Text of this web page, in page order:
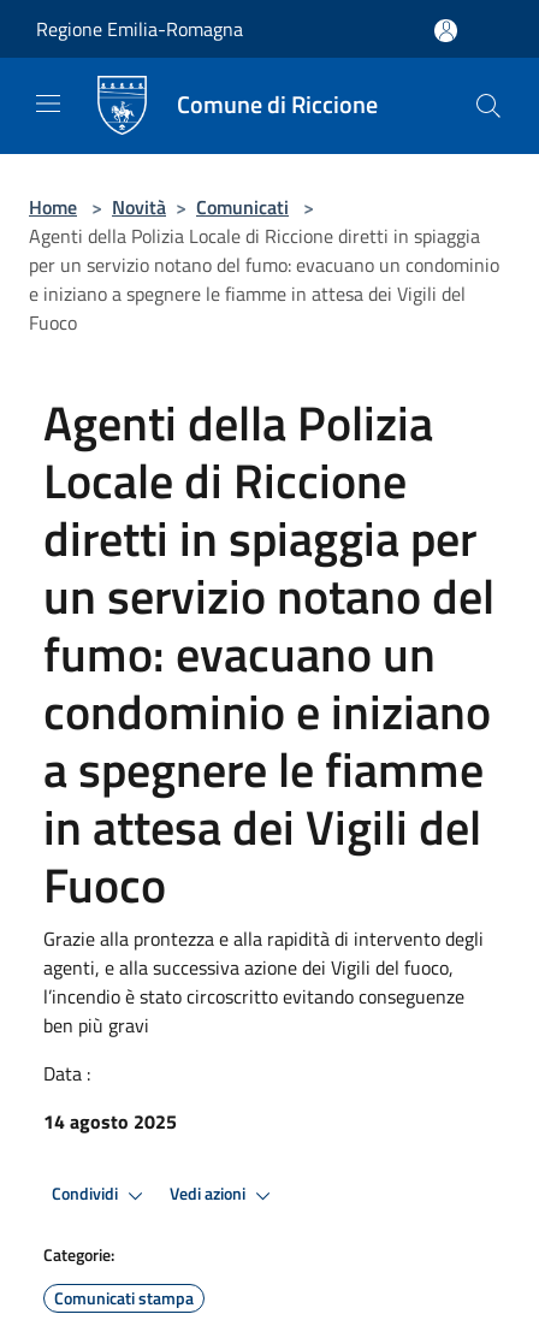
Regione Emilia-Romagna
Comune di Riccione
Home > Novità > Comunicati >
Agenti della Polizia Locale di Riccione diretti in spiaggia
per un servizio notano del fumo: evacuano un condominio
e iniziano a spegnere le fiamme in attesa dei Vigili del
Fuoco
Agenti della Polizia
Locale di Riccione
diretti in spiaggia per
un servizio notano del
fumo: evacuano un
condominio e iniziano
a spegnere le fiamme
in attesa dei Vigili del
Fuoco
Grazie alla prontezza e alla rapidità di intervento degli
agenti, e alla successiva azione dei Vigili del fuoco,
l’incendio è stato circoscritto evitando conseguenze
ben più gravi
Data :
14 agosto 2025
Condividi Vedi azioni
Categorie:
Comunicati stampa